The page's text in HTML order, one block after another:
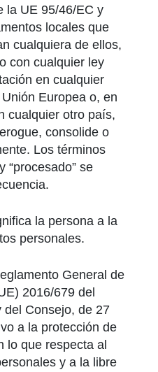
la UE 95/46/EC y
locales que
cualquiera de ellos,
con cualquier ley
en cualquier
Europea o, en
cualquier otro país,
consolide o
Los términos
“procesado” se
la persona a la
personales.
General de
2016/679 del
del Consejo, de 27
a la protección de
lo que respecta al
y a la libre